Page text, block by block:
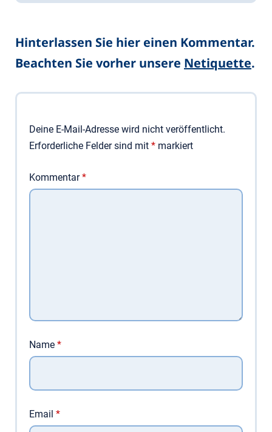
Hinterlassen Sie hier einen Kommentar.
Beachten Sie vorher unsere Netiquette.
Deine E-Mail-Adresse wird nicht veröffentlicht.
Erforderliche Felder sind mit * markiert
Kommentar*
Name *
Email *